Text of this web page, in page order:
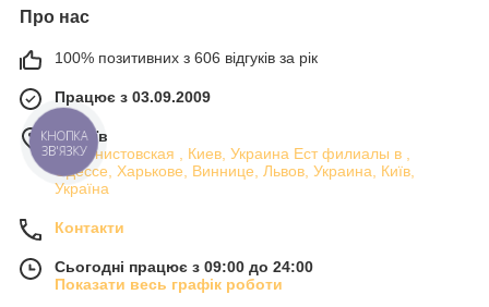
Про нас
100% позитивних з 606 відгуків за рік
Працює з 03.09.2009
м. Київ
машинистовская , Киев, Украина Ест филиалы в ,
Одессе, Харькове, Виннице, Львов, Украина, Київ,
Україна
Контакти
Сьогодні працює з 09:00 до 24:00
Показати весь графік роботи
КНОПКА
ЗВ'ЯЗКУ